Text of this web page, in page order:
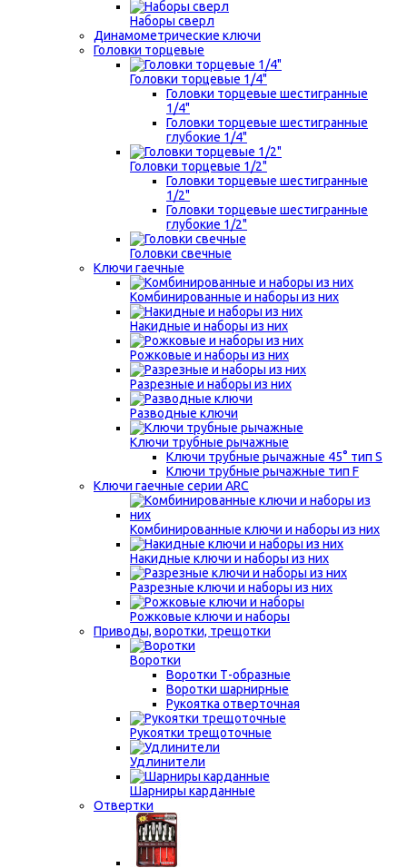
Наборы сверл
Динамометрические ключи
Головки торцевые
Головки торцевые 1/4"
Головки торцевые шестигранные
1/4"
Головки торцевые шестигранные
глубокие 1/4"
Головки торцевые 1/2"
Головки торцевые шестигранные
1/2"
Головки торцевые шестигранные
глубокие 1/2"
Головки свечные
Ключи гаечные
Комбинированные и наборы из них
Накидные и наборы из них
Рожковые и наборы из них
Разрезные и наборы из них
Разводные ключи
Ключи трубные рычажные
Ключи трубные рычажные 45° тип S
Ключи трубные рычажные тип F
Ключи гаечные серии ARC
Комбинированные ключи и наборы из них
Накидные ключи и наборы из них
Разрезные ключи и наборы из них
Рожковые ключи и наборы
Приводы, воротки, трещотки
Воротки
Воротки Т-образные
Воротки шарнирные
Рукоятка отверточная
Рукоятки трещоточные
Удлинители
Шарниры карданные
Отвертки